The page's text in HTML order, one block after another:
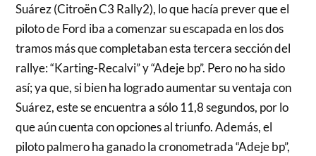
Suárez (Citroën C3 Rally2), lo que hacía prever que el
piloto de Ford iba a comenzar su escapada en los dos
tramos más que completaban esta tercera sección del
rallye: “Karting-Recalvi” y “Adeje bp”. Pero no ha sido
así; ya que, si bien ha logrado aumentar su ventaja con
Suárez, este se encuentra a sólo 11,8 segundos, por lo
que aún cuenta con opciones al triunfo. Además, el
piloto palmero ha ganado la cronometrada “Adeje bp”,